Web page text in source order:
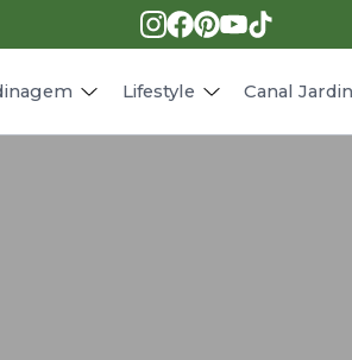
Lifestyle
Receitas
Canal